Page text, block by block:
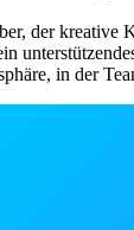
der
in der